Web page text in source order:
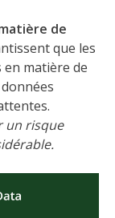
de
que les
matière de
un risque